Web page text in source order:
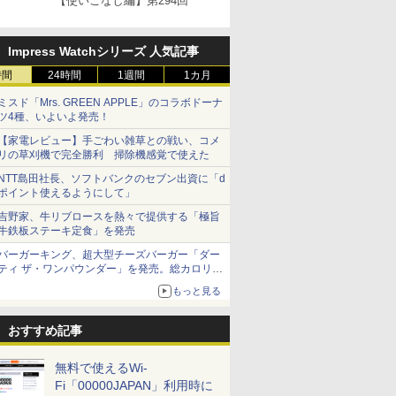
Impress Watchシリーズ 人気記事
24時間 1週間 1カ月
スド「Mrs. GREEN APPLE」のコラボドーナ
4種、いよいよ発売！
家電レビュー】手ごわい雑草との戦い、コメ
の草刈機で完全勝利 掃除機感覚で使えた
島田社長、ソフトバンクのセブン出資に「d
イント使えるようにして」
野家、牛リブロースを熱々で提供する「極旨
鉄板ステーキ定食」を発売
ーガーキング、超大型チーズバーガー「ダー
ィ ザ・ワンパウンダー」を発売。総カロリー
もっと見る
おすすめ記事
無料で使えるWi-
Fi「00000JAPAN」利用時に